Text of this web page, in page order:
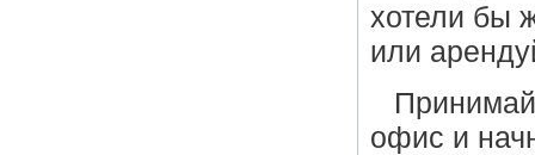
хотели бы
или
офис и